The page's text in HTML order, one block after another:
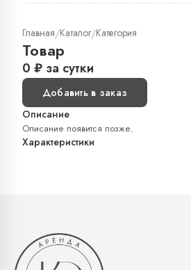
Главная/Каталог/Категория
Товар
0 ₽ за сутки
Добавить в заказ
Описание
Описание появится позже.
Характеристики